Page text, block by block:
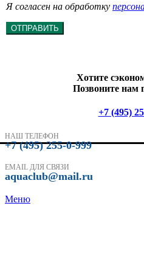
Я согласен на обработку
ОТПРАВИТЬ
Хотите
Позвоните нам
+7 (495)
НАШ ТЕЛЕФОН
+7 (495) 255-0-999
EMAIL ДЛЯ СВЯЗИ
aquaclub@mail.ru
Меню